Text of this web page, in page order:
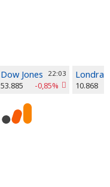
Dow Jones 22:03
53.885 -0,85%
Londra
10.868